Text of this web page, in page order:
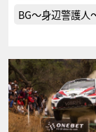
BG～身辺警護人